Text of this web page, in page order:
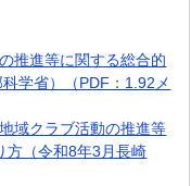
推進等に関する総合的
学省）（PDF：1.92メ
域クラブ活動の推進等
方（令和8年3月長崎